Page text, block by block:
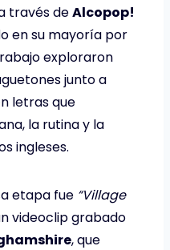
través deAlcopop!
en su mayoría por
exploraron
junto a
letras que
la rutina y la
ingleses.
etapa fue “Village
videoclip grabado
, que